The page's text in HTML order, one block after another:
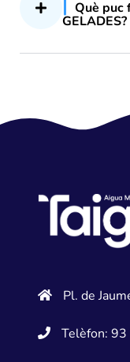
Què puc
GELADES?
Pl. de
Telèfon: